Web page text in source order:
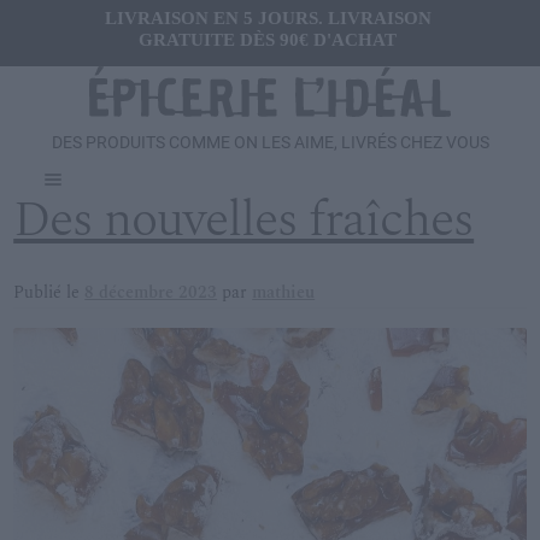
DES PRODUITS COMME ON LES AIME, LIVRÉS CHEZ VOUS
FRAIS
SALÉ
menu
enfant
Ouvrir
enfant
CADEAUX
Ouvrir
le
Des nouvelles fraîches
Publié le par
LIVRAISON EN 5 JOURS. LIVRAISON
GRATUITE DÈS 90€ D'ACHAT